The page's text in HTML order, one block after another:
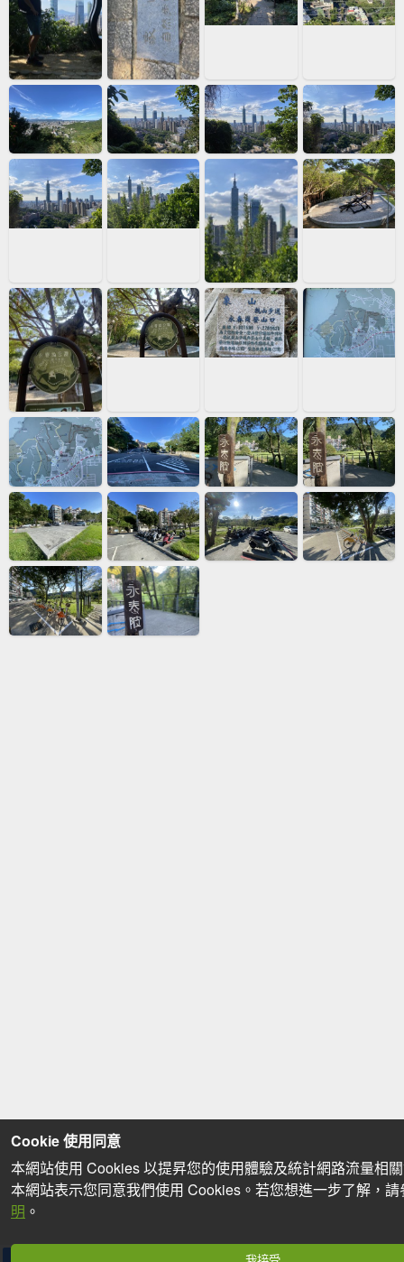
Cookie 使用同意
本網站使用 Cookies 以提昇您的使用體驗及統計網路流量相
本網站表示您同意我們使用 Cookies。若您想進一步了解，
明 。